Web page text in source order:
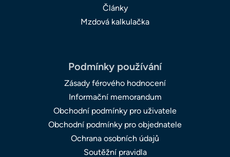
Články
Mzdová kalkulačka
Podmínky používání
Zásady férového hodnocení
Informační memorandum
Obchodní podmínky pro uživatele
Obchodní podmínky pro objednatele
Ochrana osobních údajů
Soutěžní pravidla